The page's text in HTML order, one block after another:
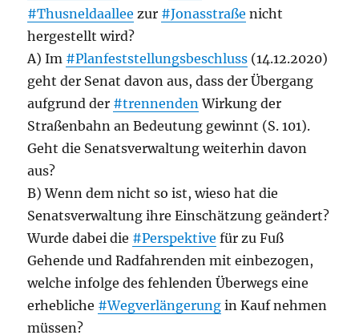
#Thusneldaallee zur #Jonasstraße nicht
hergestellt wird?
A) Im #Planfeststellungsbeschluss (14.12.2020)
geht der Senat davon aus, dass der Übergang
aufgrund der #trennendenWirkung der
Straßenbahn an Bedeutung gewinnt (S. 101).
Geht die Senatsverwaltung weiterhin davon
aus?
B) Wenn dem nicht so ist, wieso hat die
Senatsverwaltung ihre Einschätzung geändert?
Wurde dabei die #Perspektive für zu Fuß
Gehende und Radfahrenden mit einbezogen,
welche infolge des fehlenden Überwegs eine
erhebliche #Wegverlängerung in Kauf nehmen
müssen?